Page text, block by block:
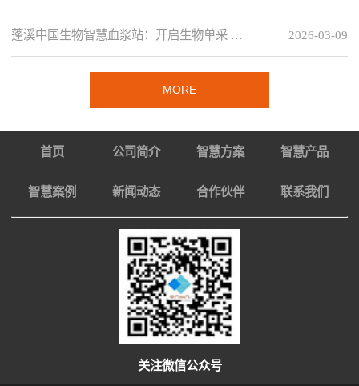
2026-03-09
蓬溪中国生物智慧血浆站：开启生物单采 …
MORE
首页 公司简介 智慧方案 智慧产品
智慧案例 新闻动态 合作伙伴 联系我们
关注微信公众号